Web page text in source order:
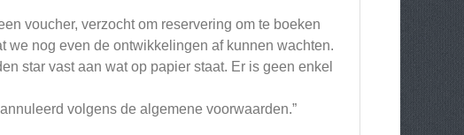
voucher, verzocht om reservering om te boeken
we nog even de ontwikkelingen af kunnen wachten.
star vast aan wat op papier staat. Er is geen enkel
volgens de algemene voorwaarden.”